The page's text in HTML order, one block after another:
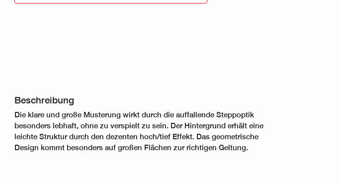
Beschreibung
Die klare und große Musterung wirkt durch die auffallende Steppoptik
besonders lebhaft, ohne zu verspielt zu sein. Der Hintergrund erhält eine
leichte Struktur durch den dezenten hoch/tief Effekt. Das geometrische
Design kommt besonders auf großen Flächen zur richtigen Geltung.